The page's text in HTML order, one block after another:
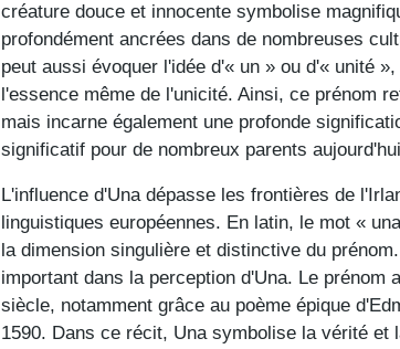
créature douce et innocente symbolise
profondément ancrées dans de nombreuses
peut aussi évoquer l'idée d'« un » ou d'« unité
l'essence même de l'unicité. Ainsi, ce prénom
mais incarne également une profonde
significatif pour de nombreux parents
L'influence d'Una dépasse les frontières de
linguistiques européennes. En latin, le mot «
la dimension singulière et distinctive du
important dans la perception d'Una. Le
siècle, notamment grâce au poème épique
1590. Dans ce récit, Una symbolise la vérité